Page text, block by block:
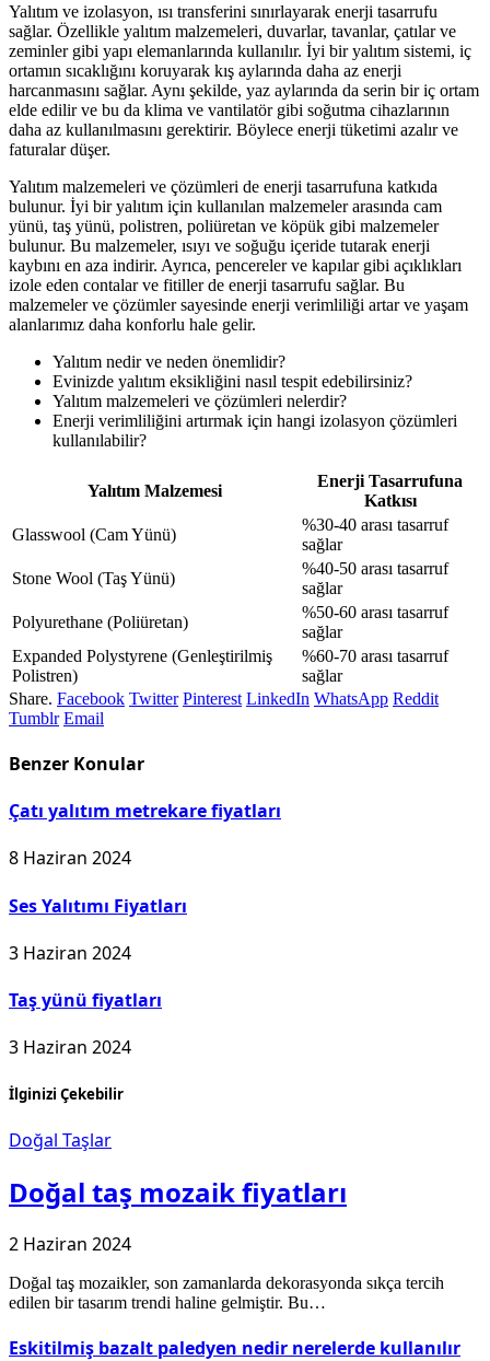
Yalıtım ve izolasyon, ısı transferini sınırlayarak enerji tasarrufu
sağlar. Özellikle yalıtım malzemeleri, duvarlar, tavanlar, çatılar ve
zeminler gibi yapı elemanlarında kullanılır. İyi bir yalıtım sistemi, iç
ortamın sıcaklığını koruyarak kış aylarında daha az enerji
harcanmasını sağlar. Aynı şekilde, yaz aylarında da serin bir iç ortam
elde edilir ve bu da klima ve vantilatör gibi soğutma cihazlarının
daha az kullanılmasını gerektirir. Böylece enerji tüketimi azalır ve
faturalar düşer.
Yalıtım malzemeleri ve çözümleri de enerji tasarrufuna katkıda
bulunur. İyi bir yalıtım için kullanılan malzemeler arasında cam
yünü, taş yünü, polistren, poliüretan ve köpük gibi malzemeler
bulunur. Bu malzemeler, ısıyı ve soğuğu içeride tutarak enerji
kaybını en aza indirir. Ayrıca, pencereler ve kapılar gibi açıklıkları
izole eden contalar ve fitiller de enerji tasarrufu sağlar. Bu
malzemeler ve çözümler sayesinde enerji verimliliği artar ve yaşam
alanlarımız daha konforlu hale gelir.
Yalıtım nedir ve neden önemlidir?
Evinizde yalıtım eksikliğini nasıl tespit edebilirsiniz?
Yalıtım malzemeleri ve çözümleri nelerdir?
Enerji verimliliğini artırmak için hangi izolasyon çözümleri
kullanılabilir?
Yalıtım Malzemesi
Enerji Tasarrufuna
Katkısı
Glasswool (Cam Yünü)
%30-40 arası tasarruf
sağlar
Stone Wool (Taş Yünü)
%40-50 arası tasarruf
sağlar
Polyurethane (Poliüretan)
%50-60 arası tasarruf
sağlar
Expanded Polystyrene (Genleştirilmiş
Polistren)
%60-70 arası tasarruf
sağlar
Share. Facebook Twitter Pinterest LinkedIn WhatsApp Reddit
Tumblr Email
Benzer Konular
Çatı yalıtım metrekare fiyatları
8 Haziran 2024
Ses Yalıtımı Fiyatları
3 Haziran 2024
Taş yünü fiyatları
3 Haziran 2024
İlginizi Çekebilir
Doğal Taşlar
Doğal taş mozaik fiyatları
2 Haziran 2024
Doğal taş mozaikler, son zamanlarda dekorasyonda sıkça tercih
edilen bir tasarım trendi haline gelmiştir. Bu…
Eskitilmiş bazalt paledyen nedir nerelerde kullanılır